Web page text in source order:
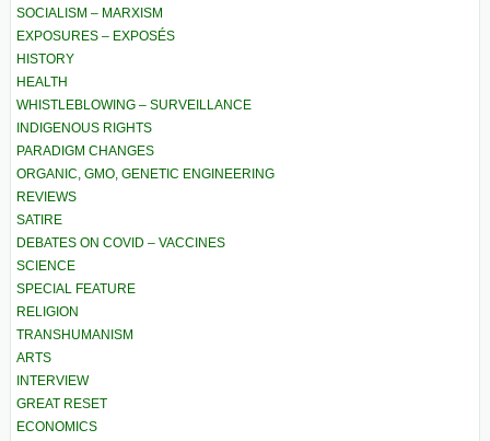
SOCIALISM – MARXISM
EXPOSURES – EXPOSÉS
HISTORY
HEALTH
WHISTLEBLOWING – SURVEILLANCE
INDIGENOUS RIGHTS
PARADIGM CHANGES
ORGANIC, GMO, GENETIC ENGINEERING
REVIEWS
SATIRE
DEBATES ON COVID – VACCINES
SCIENCE
SPECIAL FEATURE
RELIGION
TRANSHUMANISM
ARTS
INTERVIEW
GREAT RESET
ECONOMICS